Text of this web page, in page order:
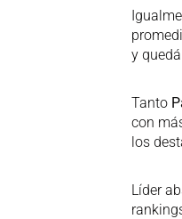
y
Tanto
con
los
Líder